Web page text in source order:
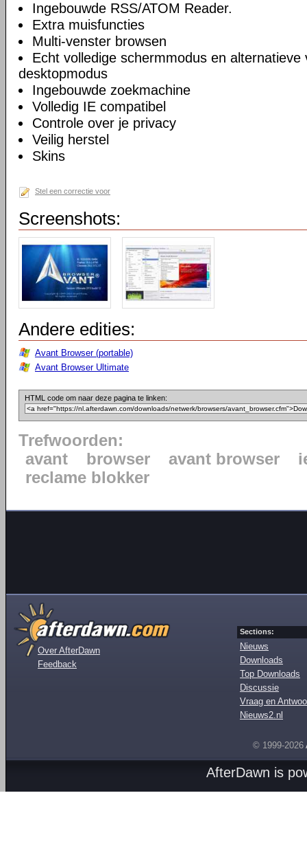
Ingebouwde RSS/ATOM Reader.
Extra muisfuncties
Multi-venster browsen
Echt volledige schermmodus en alternatieve
desktopmodus
Ingebouwde zoekmachine
Volledig IE compatibel
Controle over je privacy
Veilig herstel
Skins
Stel een correctie voor
Screenshots:
Andere edities:
Avant Browser (portable)
Avant Browser Ultimate
HTML code om naar deze pagina te linken:
Trefwoorden:
avant
browser avant browser
reclame blokker
Over AfterDawn
Feedback
Sections:
Nieuws
Downloads
Top Downloads
Discussie
Vraag en
Nieuws2.nl
© 1999-2026
AfterDawn is